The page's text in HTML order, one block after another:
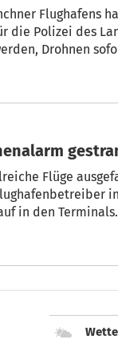
Flughafens
die Polizei des
Drohnen
Flüge
in den Terminals